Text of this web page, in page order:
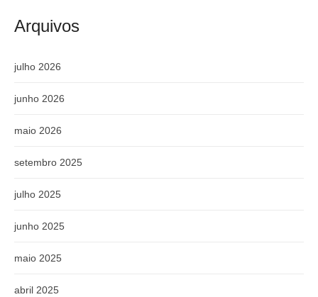
Arquivos
julho 2026
junho 2026
maio 2026
setembro 2025
julho 2025
junho 2025
maio 2025
abril 2025